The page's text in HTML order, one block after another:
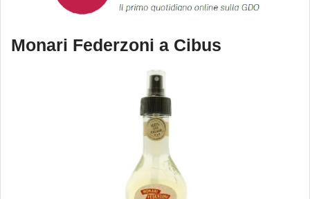
Monari Federzoni a Cibus